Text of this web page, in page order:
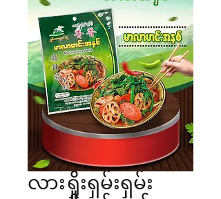
လားရှိုးရှမ်းရှမ်း